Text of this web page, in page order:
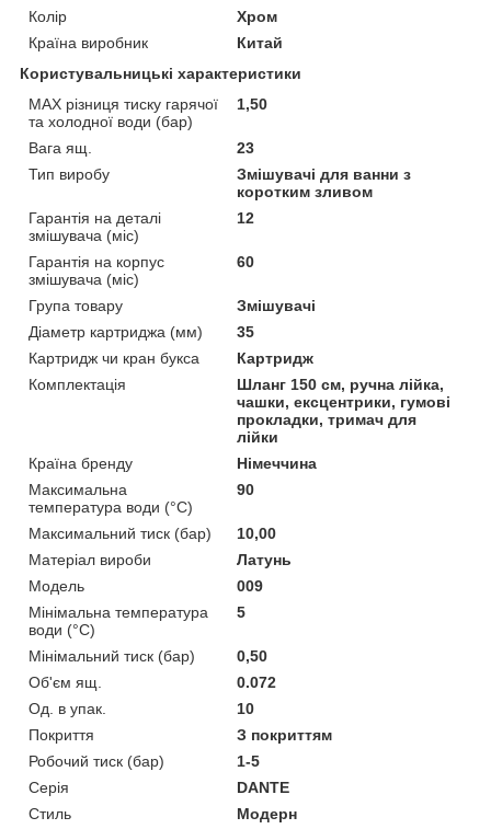
Колір
Хром
Країна виробник
Китай
Користувальницькі характеристики
MAX різниця тиску гарячої
та холодної води (бар)
1,50
Вага ящ.
23
Тип виробу
Змішувачі для ванни з
коротким зливом
Гарантія на деталі
змішувача (міс)
12
Гарантія на корпус
змішувача (міс)
60
Група товару
Змішувачі
Діаметр картриджа (мм)
35
Картридж чи кран букса
Картридж
Комплектація
Шланг 150 см, ручна лійка,
чашки, ексцентрики, гумові
прокладки, тримач для
лійки
Країна бренду
Німеччина
Максимальна
температура води (°C)
90
Максимальний тиск (бар)
10,00
Матеріал вироби
Латунь
Мoдель
009
Мінімальна температура
води (°C)
5
Мінімальний тиск (бар)
0,50
Об'єм ящ.
0.072
Од. в упак.
10
Покриття
З покриттям
Робочий тиск (бар)
1-5
Серія
DANTE
Стиль
Модерн